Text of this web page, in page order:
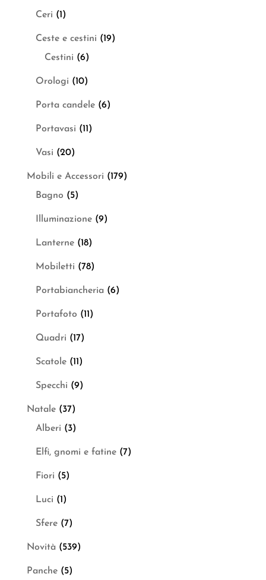
Ceri (1)
Ceste e cestini (19)
Cestini (6)
Orologi (10)
Porta candele (6)
Portavasi (11)
Vasi (20)
Mobili e Accessori (179)
Bagno (5)
Illuminazione (9)
Lanterne (18)
Mobiletti (78)
Portabiancheria (6)
Portafoto (11)
Quadri (17)
Scatole (11)
Specchi (9)
Natale (37)
Alberi (3)
Elfi, gnomi e fatine (7)
Fiori (5)
Luci (1)
Sfere (7)
Novità (539)
Panche (5)